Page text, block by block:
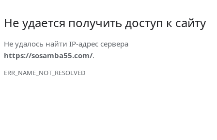
Не удается получить доступ к сайту
Не удалось найти IP-адрес сервера
https://sosamba55.com/.
ERR_NAME_NOT_RESOLVED